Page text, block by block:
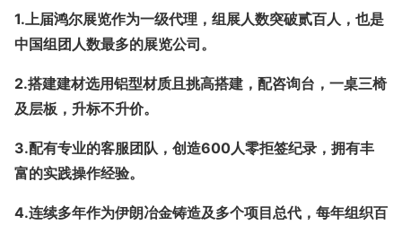
1.上届鸿尔展览作为一级代理，组展人数突破贰百人，也是
中国组团人数最多的展览公司。
2.搭建建材选用铝型材质且挑高搭建，配咨询台，一桌三椅
及层板，升标不升价。
3.配有专业的客服团队，创造600人零拒签纪录，拥有丰
富的实践操作经验。
4.连续多年作为伊朗冶金铸造及多个项目总代，每年组织百